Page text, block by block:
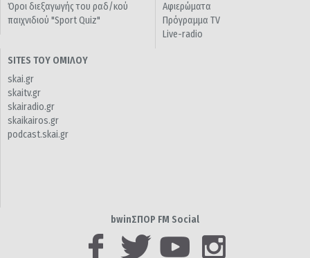
Όροι διεξαγωγής του ραδ/κού
παιχνιδιού "Sport Quiz"
Αφιερώματα
Πρόγραμμα TV
Live-radio
SITES ΤΟΥ ΟΜΙΛΟΥ
skai.gr
skaitv.gr
skairadio.gr
skaikairos.gr
podcast.skai.gr
bwinΣΠΟΡ FM Social